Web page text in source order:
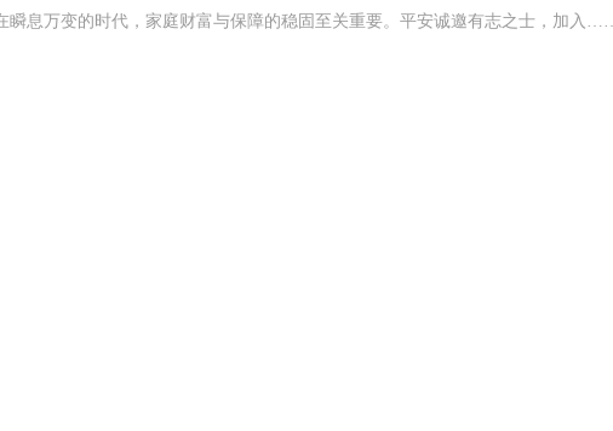
瞬息万变的时代，家庭财富与保障的稳固至关重要。平安诚邀有志之士，加入……